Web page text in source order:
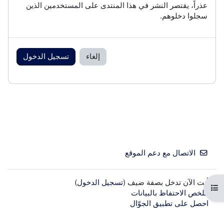
فتح فهرس المقرر
عذراً، يقتصر النشر في هذا المنتدى على المستخدمين الذين
سجلوا دخلوهم.
إلغاء تسجيل الدخول
الاتصال مع دعم الموقع
أنت الآن تدخل بصفة ضيف (تسجيل الدخول)
ملخص الاحتفاظ بالبيانات
احصل على تطبيق الجوّال